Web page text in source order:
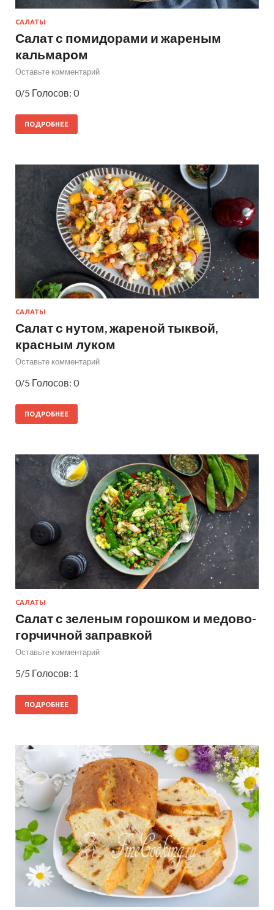
САЛАТЫ
Салат с помидорами и жареным
кальмаром
Оставьте комментарий
0/5 Голосов: 0
ПОДРОБНЕЕ
САЛАТЫ
Салат с нутом, жареной тыквой,
красным луком
Оставьте комментарий
0/5 Голосов: 0
ПОДРОБНЕЕ
САЛАТЫ
Салат с зеленым горошком и медово-
горчичной заправкой
Оставьте комментарий
5/5 Голосов: 1
ПОДРОБНЕЕ